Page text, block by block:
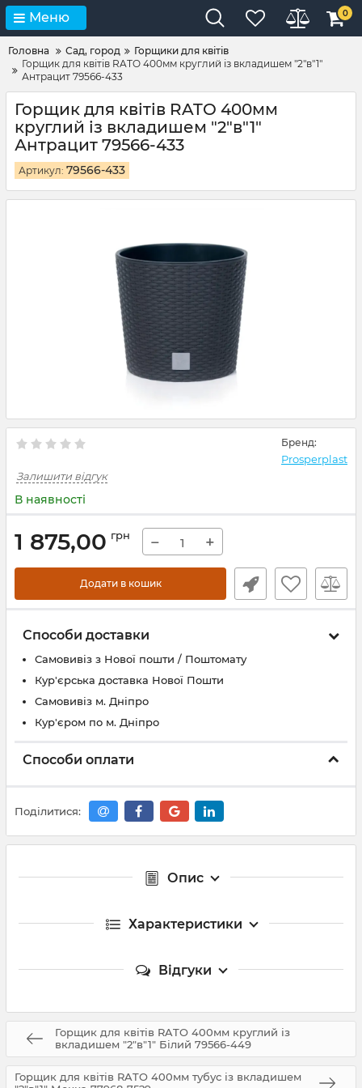
Меню 0
Головна Сад, город
Горщики для квітів
Горщик для квітів RATO 400мм круглий із вкладишем "2"в"1"
Антрацит 79566-433
Горщик для квітів RATO 400мм
круглий із вкладишем "2"в"1"
Антрацит 79566-433
Артикул: 79566-433
Бренд:
Prosperplast
Залишити відгук
В наявності
1 875,00 грн − +
Додати в кошик
Способи доставки
Самовивіз з Нової пошти / Поштомату
Кур'єрська доставка Нової Пошти
Самовивіз м. Дніпро
Кур'єром по м. Дніпро
Способи оплати
Поділитися:
Опис
Характеристики
Відгуки
Горщик для квітів RATO 400мм круглий із
вкладишем "2"в"1" Білий 79566-449
Горщик для квітів RATO 400мм тубус із вкладишем